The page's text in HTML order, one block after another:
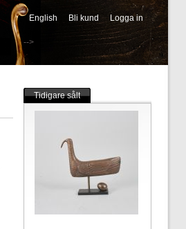
English Bli kund Logga in
-->
Tidigare sålt